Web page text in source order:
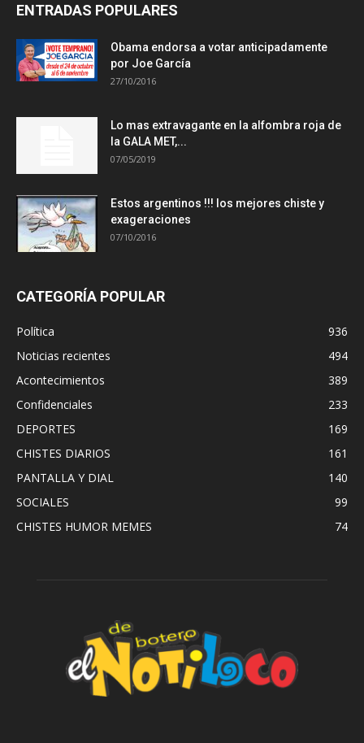
ENTRADAS POPULARES
Obama endorsa a votar anticipadamente
por Joe García
27/10/2016
Lo mas extravagante en la alfombra roja de
la GALA MET,...
07/05/2019
Estos argentinos !!! los mejores chiste y
exageraciones
07/10/2016
CATEGORÍA POPULAR
Política
936
Noticias recientes
494
Acontecimientos
389
Confidenciales
233
DEPORTES
169
CHISTES DIARIOS
161
PANTALLA Y DIAL
140
SOCIALES
99
CHISTES HUMOR MEMES
74